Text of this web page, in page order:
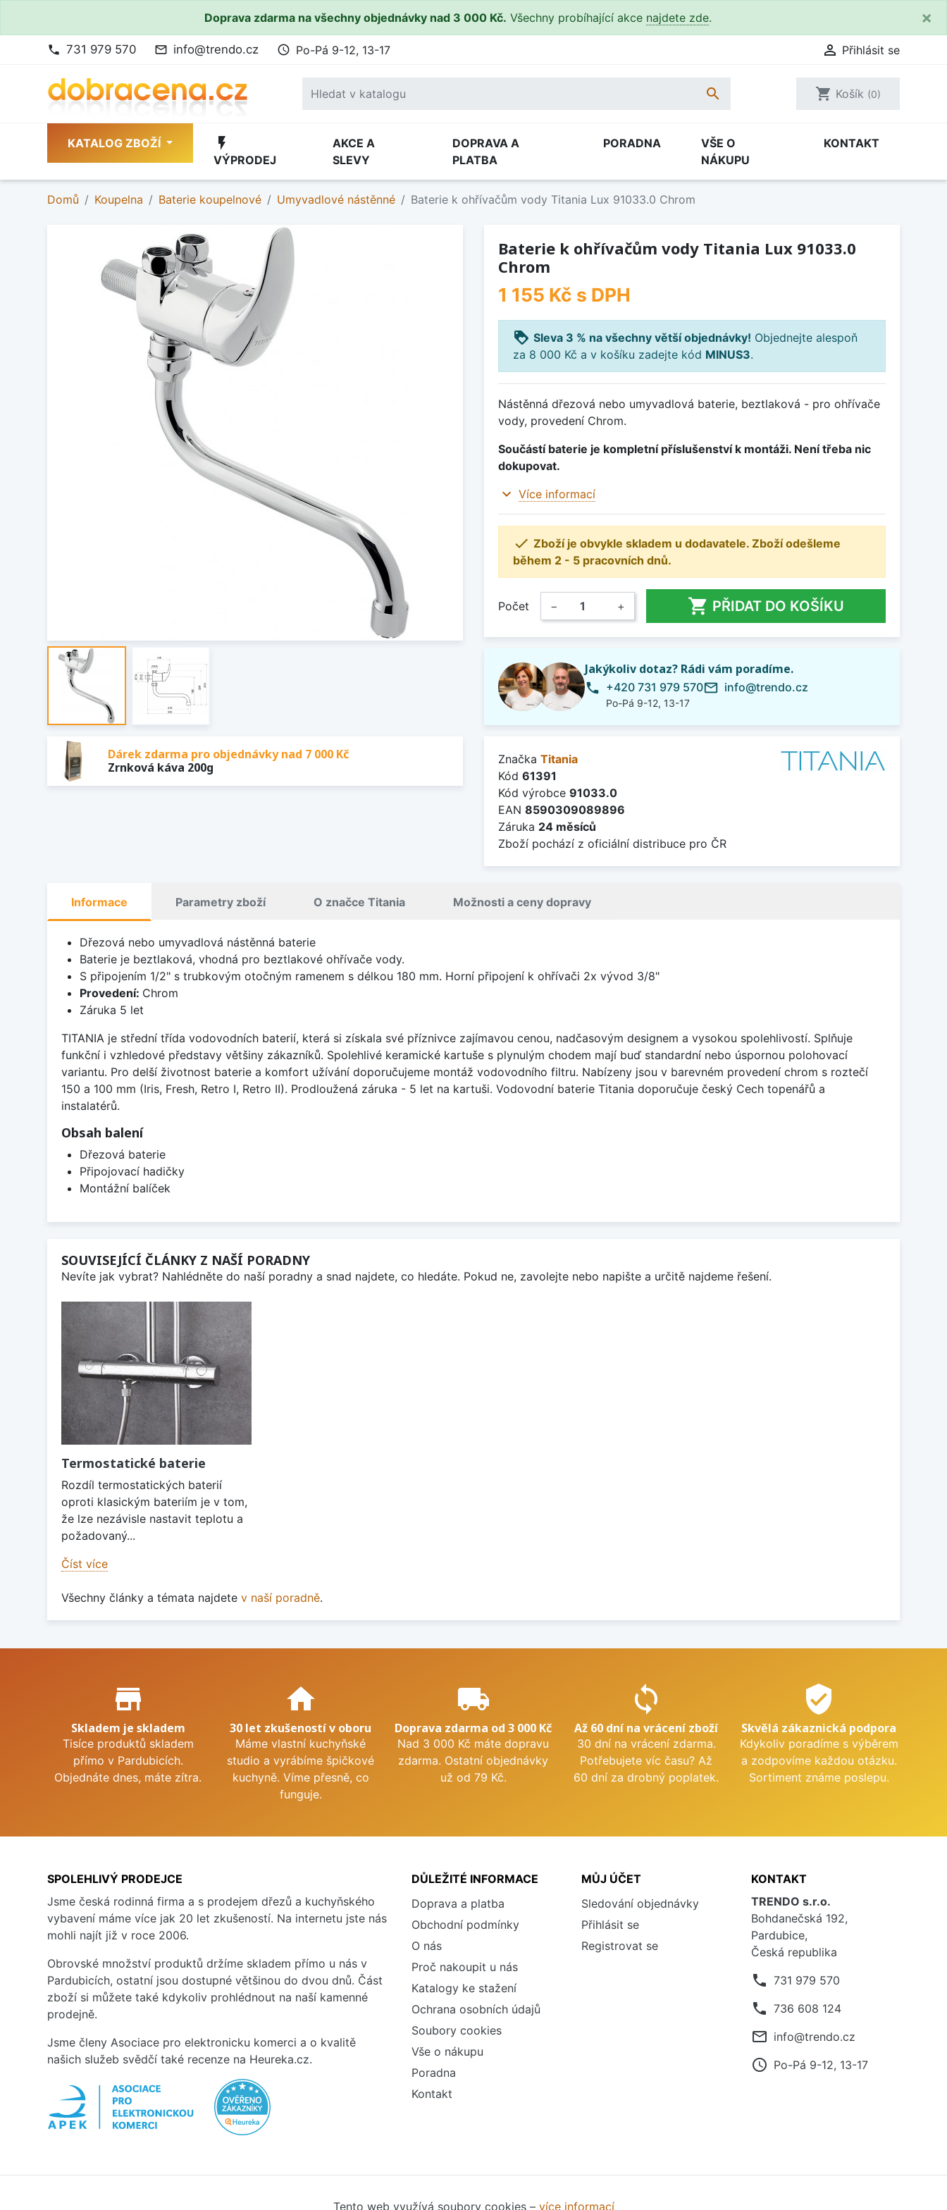
Doprava zdarma na všechny objednávky nad 3 000 Kč. Všechny probíhající akce najdete zde. ×
phone 731 979 570 mail_outline info@trendo.cz access_time Po-Pá 9-12, 13-17  Přihlásit se
 shopping_cart Košík (0)
KATALOG ZBOŽÍ flash_on
VÝPRODEJ
AKCE A
SLEVY
DOPRAVA A
PLATBA
PORADNA
VŠE O
NÁKUPU
KONTAKT
Domů Koupelna Baterie koupelnové Umyvadlové nástěnné Baterie k ohřívačům vody Titania Lux 91033.0 Chrom
Dárek zdarma pro objednávky nad 7 000 Kč
Zrnková káva 200g
Baterie k ohřívačům vody Titania Lux 91033.0
Chrom
1 155 Kč s DPH
loyalty Sleva 3 % na všechny větší objednávky! Objednejte alespoň
za 8 000 Kč a v košíku zadejte kód MINUS3.
Nástěnná dřezová nebo umyvadlová baterie, beztlaková - pro ohřívače
vody, provedení Chrom.
Součástí baterie je kompletní příslušenství k montáži. Není třeba nic
dokupovat.
expand_more Více informací
 Zboží je obvykle skladem u dodavatele. Zboží odešleme
během 2 - 5 pracovních dnů.
Počet − +  PŘIDAT DO KOŠÍKU
Jakýkoliv dotaz? Rádi vám poradíme.
phone +420 731 979 570
Po-Pá 9-12, 13-17
mail_outline info@trendo.cz
Značka Titania
Kód 61391
Kód výrobce 91033.0
EAN 8590309089896
Záruka 24 měsíců
Zboží pochází z oficiální distribuce pro ČR
Informace Parametry zboží O značce Titania Možnosti a ceny dopravy
Dřezová nebo umyvadlová nástěnná baterie
Baterie je beztlaková, vhodná pro beztlakové ohřívače vody.
S připojením 1/2" s trubkovým otočným ramenem s délkou 180 mm. Horní připojení k ohřívači 2x vývod 3/8"
Provedení: Chrom
Záruka 5 let
TITANIA je střední třída vodovodních baterií, která si získala své příznivce zajímavou cenou, nadčasovým designem a vysokou spolehlivostí. Splňuje
funkční i vzhledové představy většiny zákazníků. Spolehlivé keramické kartuše s plynulým chodem mají buď standardní nebo úspornou polohovací
variantu. Pro delší životnost baterie a komfort užívání doporučujeme montáž vodovodního filtru. Nabízeny jsou v barevném provedení chrom s roztečí
150 a 100 mm (Iris, Fresh, Retro I, Retro II). Prodloužená záruka - 5 let na kartuši. Vodovodní baterie Titania doporučuje český Cech topenářů a
instalatérů.
Obsah balení
Dřezová baterie
Připojovací hadičky
Montážní balíček
SOUVISEJÍCÍ ČLÁNKY Z NAŠÍ PORADNY
Nevíte jak vybrat? Nahlédněte do naší poradny a snad najdete, co hledáte. Pokud ne, zavolejte nebo napište a určitě najdeme řešení.
Termostatické baterie
Rozdíl termostatických baterií
oproti klasickým bateriím je v tom,
že lze nezávisle nastavit teplotu a
požadovaný...
Číst více
Všechny články a témata najdete v naší poradně.
Proč nakupovat u nás?
store_mall_directory
Skladem je skladem
Tisíce produktů skladem
přímo v Pardubicích.
Objednáte dnes, máte zítra.
home
30 let zkušeností v oboru
Máme vlastní kuchyňské
studio a vyrábíme špičkové
kuchyně. Víme přesně, co
funguje.
local_shipping
Doprava zdarma od 3 000 Kč
Nad 3 000 Kč máte dopravu
zdarma. Ostatní objednávky
už od 79 Kč.
sync
Až 60 dní na vrácení zboží
30 dní na vrácení zdarma.
Potřebujete víc času? Až
60 dní za drobný poplatek.
verified_user
Skvělá zákaznická podpora
Kdykoliv poradíme s výběrem
a zodpovíme každou otázku.
Sortiment známe poslepu.
SPOLEHLIVÝ PRODEJCE
Jsme česká rodinná firma a s prodejem dřezů a kuchyňského
vybavení máme více jak 20 let zkušeností. Na internetu jste nás
mohli najít již v roce 2006.
Obrovské množství produktů držíme skladem přímo u nás v
Pardubicích, ostatní jsou dostupné většinou do dvou dnů. Část
zboží si můžete také kdykoliv prohlédnout na naší kamenné
prodejně.
Jsme členy Asociace pro elektronicku komerci a o kvalitě
našich služeb svědčí také recenze na Heureka.cz.
DŮLEŽITÉ INFORMACE
Doprava a platba
Obchodní podmínky
O nás
Proč nakoupit u nás
Katalogy ke stažení
Ochrana osobních údajů
Soubory cookies
Vše o nákupu
Poradna
Kontakt
MŮJ ÚČET
Sledování objednávky
Přihlásit se
Registrovat se
KONTAKT
TRENDO s.r.o.
Bohdanečská 192,
Pardubice,
Česká republika
phone 731 979 570
phone 736 608 124
mail_outline info@trendo.cz
access_time Po-Pá 9-12, 13-17
Tento web využívá soubory cookies – více informací